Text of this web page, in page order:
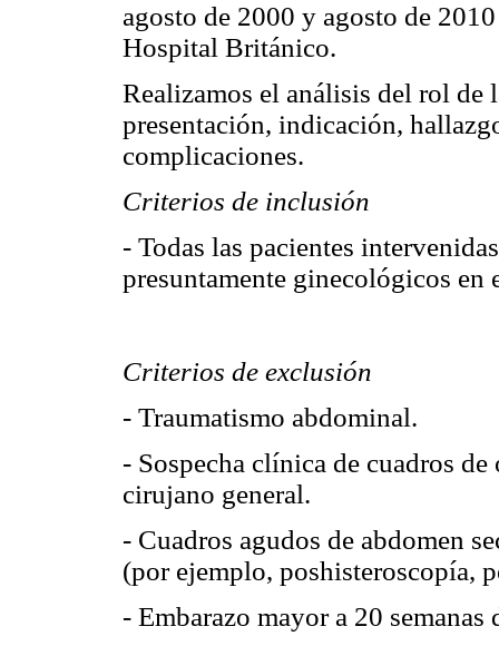
agosto de 2000 y agosto de
Hospital Británico.
Realizamos el análisis del rol
presentación, indicación,
complicaciones.
Criterios de inclusión
- Todas las pacientes
presuntamente ginecológicos en
Criterios de exclusión
- Traumatismo abdominal.
- Sospecha clínica de cuadros
cirujano general.
- Cuadros agudos de abdomen
(por ejemplo, poshisteroscopía,
- Embarazo mayor a 20 semanas